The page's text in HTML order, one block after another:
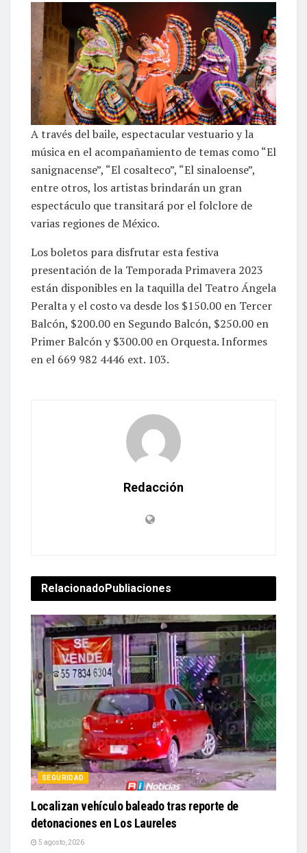
A través del baile, espectacular vestuario y la
música en el acompañamiento de temas como “El
sanignacense”, “El cosalteco”, “El sinaloense”,
entre otros, los artistas brindarán un gran
espectáculo que transitará por el folclore de
varias regiones de México.
Los boletos para disfrutar esta festiva
presentación de la Temporada Primavera 2023
están disponibles en la taquilla del Teatro Ángela
Peralta y el costo va desde los $150.00 en Tercer
Balcón, $200.00 en Segundo Balcón, $250.00 en
Primer Balcón y $300.00 en Orquesta. Informes
en el 669 982 4446 ext. 103.
Redacción
RelacionadoPubliaciones
SEGURIDAD
Localizan vehículo baleado tras reporte de
detonaciones en Los Laureles
5 agosto, 2026